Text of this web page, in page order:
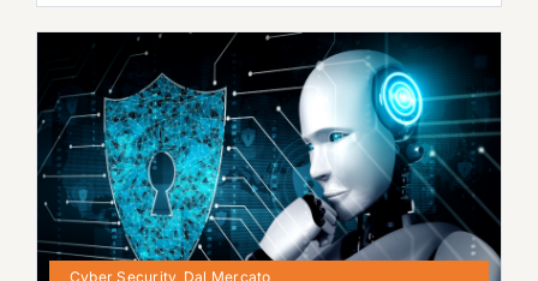
Cyber Security, Dal Mercato